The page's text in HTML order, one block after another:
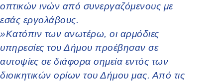
οπτικών ινών από συνεργαζόμενους με
εσάς εργολάβους.
»Κατόπιν των ανωτέρω, οι αρμόδιες
υπηρεσίες του Δήμου προέβησαν σε
αυτοψίες σε διάφορα σημεία εντός των
διοικητικών ορίων του Δήμου μας. Από τις